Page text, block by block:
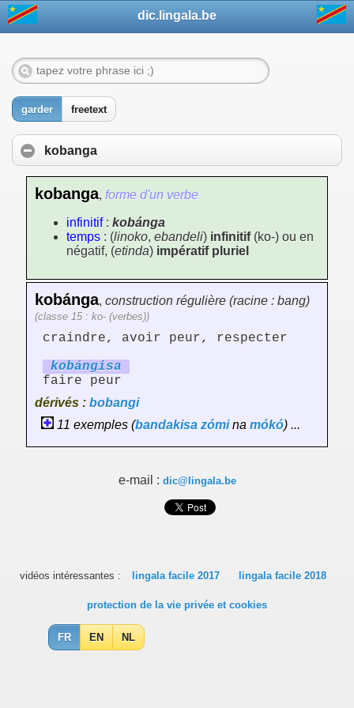
dic.lingala.be
garder freetext
kobanga
kobanga, forme d'un verbe
infinitif: kobánga
temps : (linoko, ebandeli) infinitif(ko-) ou en
négatif, (etinda) impératif pluriel
kobánga, construction régulière (racine : bang)
(classe 15 : ko- (verbes))
craindre, avoir peur, respecter
kobángisa
faire peur
dérivés : bobangi
11 exemples (bandakisa zómina mókó) ...
e-mail : dic@lingala.be
vidéos intéressantes : lingala facile 2017 lingala facile 2018
protection de la vie privée et cookies
FR EN NL